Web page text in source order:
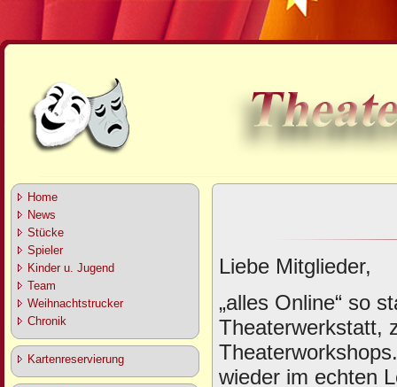
Home
News
Stücke
Spieler
Kinder u. Jugend
Team
Weihnachtstrucker
Chronik
Kartenreservierung
Liebe Mitglieder,
„alles Online“ so
Theaterwerkstatt,
wieder im echten